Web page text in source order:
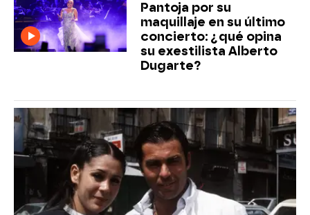
Pantoja por su
maquillaje en su último
concierto: ¿qué opina
su exestilista Alberto
Dugarte?